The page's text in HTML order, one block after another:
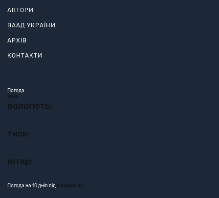
АВТОРИ
ВААД УКРАЇНИ
АРХІВ
КОНТАКТИ
Погода
Київ
вологість:
тиск:
вітер:
Погода на 10 днів від sinoptik.ua